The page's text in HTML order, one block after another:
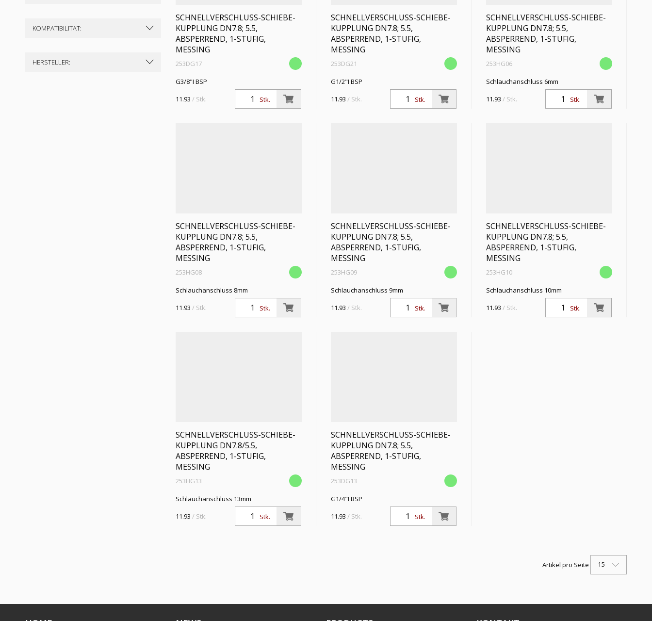
KOMPATIBILITÄT:
HERSTELLER:
SCHNELLVERSCHLUSS-SCHIEBE-
KUPPLUNG DN7.8; 5.5,
ABSPERREND, 1-STUFIG,
MESSING
253DG17
G3/8"I BSP
Stk.
11.93 / Stk.
SCHNELLVERSCHLUSS-SCHIEBE-
KUPPLUNG DN7.8; 5.5,
ABSPERREND, 1-STUFIG,
MESSING
253DG21
G1/2"I BSP
Stk.
11.93 / Stk.
SCHNELLVERSCHLUSS-SCHIEBE-
KUPPLUNG DN7.8; 5.5,
ABSPERREND, 1-STUFIG,
MESSING
253HG06
Schlauchanschluss 6mm
Stk.
11.93 / Stk.
SCHNELLVERSCHLUSS-SCHIEBE-
KUPPLUNG DN7.8; 5.5,
ABSPERREND, 1-STUFIG,
MESSING
253HG08
Schlauchanschluss 8mm
Stk.
11.93 / Stk.
SCHNELLVERSCHLUSS-SCHIEBE-
KUPPLUNG DN7.8; 5.5,
ABSPERREND, 1-STUFIG,
MESSING
253HG09
Schlauchanschluss 9mm
Stk.
11.93 / Stk.
SCHNELLVERSCHLUSS-SCHIEBE-
KUPPLUNG DN7.8; 5.5,
ABSPERREND, 1-STUFIG,
MESSING
253HG10
Schlauchanschluss 10mm
Stk.
11.93 / Stk.
SCHNELLVERSCHLUSS-SCHIEBE-
KUPPLUNG DN7.8/5.5,
ABSPERREND, 1-STUFIG,
MESSING
253HG13
Schlauchanschluss 13mm
Stk.
11.93 / Stk.
SCHNELLVERSCHLUSS-SCHIEBE-
KUPPLUNG DN7.8; 5.5,
ABSPERREND, 1-STUFIG,
MESSING
253DG13
G1/4"I BSP
Stk.
11.93 / Stk.
Artikel pro Seite 15